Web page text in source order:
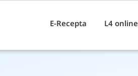
E-Recepta L4 online